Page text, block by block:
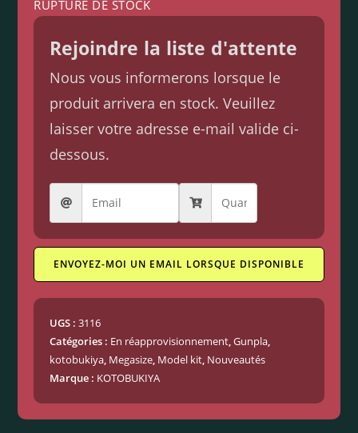
RUPTURE DE STOCK
Rejoindre la liste d'attente
Nous vous informerons lorsque le
produit arrivera en stock. Veuillez
laisser votre adresse e-mail valide ci-
dessous.
ENVOYEZ-MOI UN EMAIL LORSQUE DISPONIBLE
UGS :3116
Catégories : En réapprovisionnement ,Gunpla
kotobukiya Megasize Model kit Nouveautés
Marque : KOTOBUKIYA